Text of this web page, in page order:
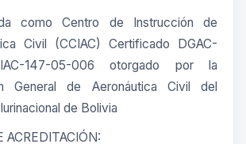
como Centro de Instrucción de
Civil (CCIAC) Certificado DGAC-
147-05-006 otorgado por la
General de Aeronáutica Civil del
de Bolivia
ACREDITACIÓN: